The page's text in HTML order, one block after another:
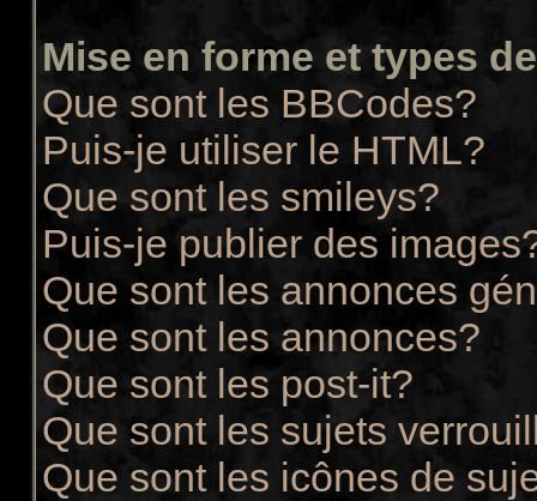
Mise en forme et types
Que sont les BBCodes?
Puis-je utiliser le HTML?
Que sont les smileys?
Puis-je publier des
Que sont les annonces
Que sont les annonces?
Que sont les post-it?
Que sont les sujets
Que sont les icônes de